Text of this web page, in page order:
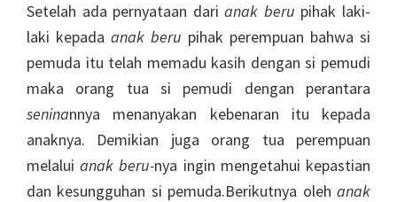
Setelah ada pernyataan darianak beru pihak laki-
laki kepada anak beru pihak perempuan bahwa si
pemuda itu telah memadu kasih dengan si pemudi
maka orang tua si pemudi dengan perantara
seninannya menanyakan kebenaran itu kepada
anaknya. Demikian juga orang tua perempuan
melaluianak beru-nya ingin mengetahui kepastian
dan kesungguhan si pemuda.Berikutnya oleh anak